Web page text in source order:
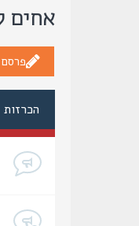
אחים
הכרזות